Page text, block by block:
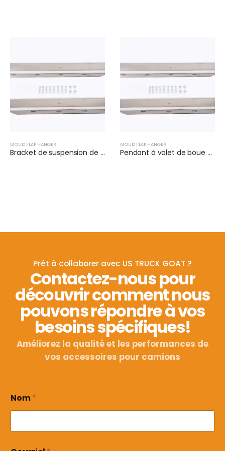
MOUD FLAP HANGER
Bracket de suspension de clapet de boue (paire) | XKJ-MFH-02-SS-1/8
MOUD FLAP HANGER
Pendant à volet de boue pour camions | XKJ-MFH-02-SS-1/2
Prêt à collaborer avec US TRUCK GOAT ?
Contactez-nous pour
découvrir comment nous
pouvons répondre à vos
besoins spécifiques!
Améliorez la qualité et les performances de
vos accessoires pour camions
Nom*